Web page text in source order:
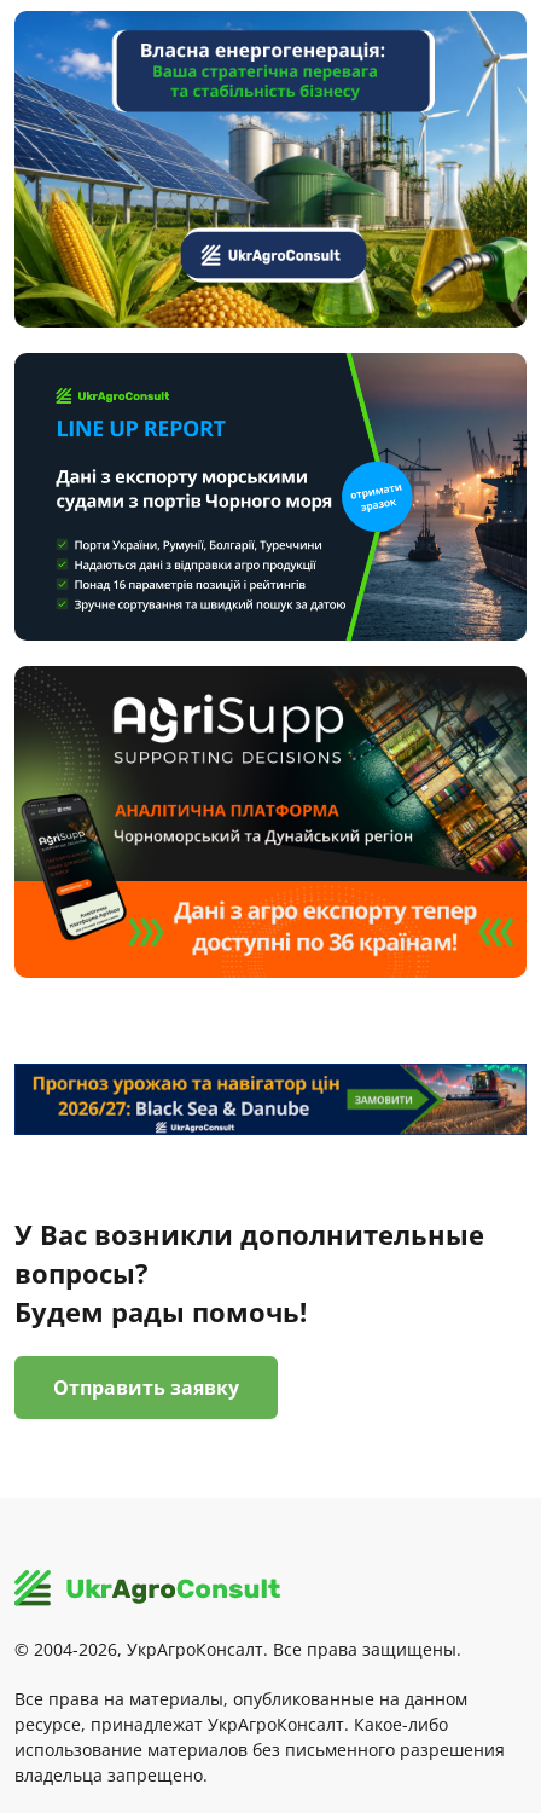
У Вас возникли дополнительные
вопросы?
Будем рады помочь!
Отправить заявку
© 2004-2026, УкрАгроКонсалт. Все права защищены.
Все права на материалы, опубликованные на данном
ресурсе, принадлежат УкрАгроКонсалт. Какое-либо
использование материалов без письменного разрешения
владельца запрещено.